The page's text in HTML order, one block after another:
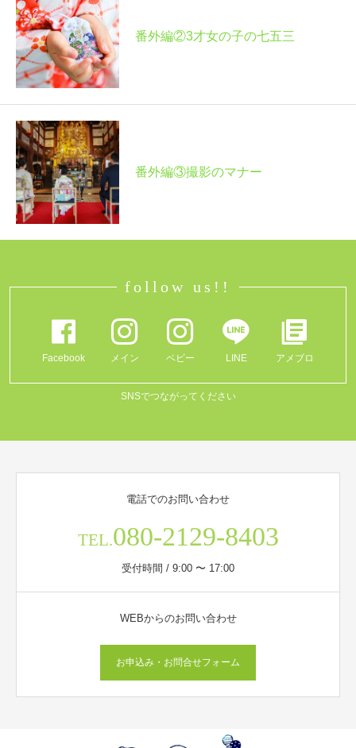
番外編②3才女の子の七五三
番外編③撮影のマナー
follow us!!
Facebook メイン ベビー LINE アメブロ
SNSでつながってください
電話でのお問い合わせ
TEL.080-2129-8403
受付時間 / 9:00 〜 17:00
WEBからのお問い合わせ
お申込み・お問合せフォーム